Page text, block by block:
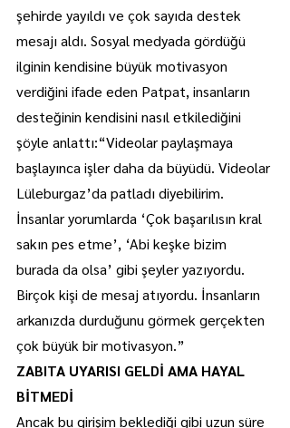
şehirde yayıldı ve çok sayıda destek
mesajı aldı. Sosyal medyada gördüğü
ilginin kendisine büyük motivasyon
verdiğini ifade eden Patpat, insanların
desteğinin kendisini nasıl etkilediğini
şöyle anlattı:“Videolar paylaşmaya
başlayınca işler daha da büyüdü. Videolar
Lüleburgaz’da patladı diyebilirim.
İnsanlar yorumlarda ‘Çok başarılısın kral
sakın pes etme’, ‘Abi keşke bizim
burada da olsa’ gibi şeyler yazıyordu.
Birçok kişi de mesaj atıyordu. İnsanların
arkanızda durduğunu görmek gerçekten
çok büyük bir motivasyon.”
ZABITA UYARISI GELDİ AMA HAYAL
BİTMEDİ
Ancak bu girişim beklediği gibi uzun süre